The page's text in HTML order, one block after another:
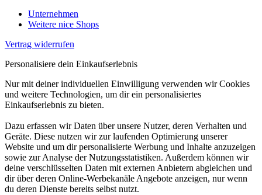
Unternehmen
Weitere nice Shops
Vertrag widerrufen
Personalisiere dein Einkaufserlebnis
Nur mit deiner individuellen Einwilligung verwenden wir Cookies
und weitere Technologien, um dir ein personalisiertes
Einkaufserlebnis zu bieten.
Dazu erfassen wir Daten über unsere Nutzer, deren Verhalten und
Geräte. Diese nutzen wir zur laufenden Optimierung unserer
Website und um dir personalisierte Werbung und Inhalte anzuzeigen
sowie zur Analyse der Nutzungsstatistiken. Außerdem können wir
deine verschlüsselten Daten mit externen Anbietern abgleichen und
dir über deren Online-Werbekanäle Angebote anzeigen, nur wenn
du deren Dienste bereits selbst nutzt.